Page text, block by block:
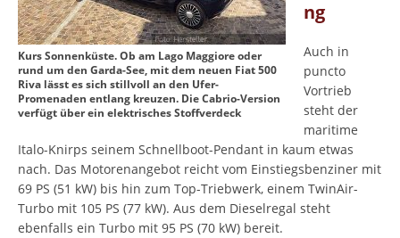
Kurs Sonnenküste. Ob am Lago Maggiore oder
rund um den Garda-See, mit dem neuen Fiat 500
Riva lässt es sich stillvoll an den Ufer-
Promenaden entlang kreuzen. Die Cabrio-Version
verfügt über ein elektrisches Stoffverdeck
ng
Auch in
puncto
Vortrieb
steht der
maritime
Italo-Knirps seinem Schnellboot-Pendant in kaum etwas
nach. Das Motorenangebot reicht vom Einstiegsbenziner mit
69 PS (51 kW) bis hin zum Top-Triebwerk, einem TwinAir-
Turbo mit 105 PS (77 kW). Aus dem Dieselregal steht
ebenfalls ein Turbo mit 95 PS (70 kW) bereit.